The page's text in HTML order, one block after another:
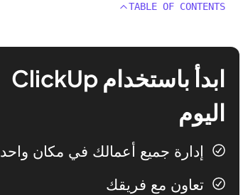
TABLE OF CONTENTS
ابدأ باستخدام ClickUp
اليوم
إدارة جميع أعمالك في مكان واحد
تعاون مع فريقك